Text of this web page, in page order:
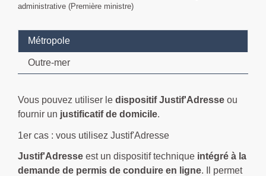
administrative (Première ministre)
Métropole
Outre-mer
Vous pouvez utiliser le dispositif Justif'Adresse ou
fournir un justificatif de domicile.
1er cas : vous utilisez Justif'Adresse
Justif'Adresse est un dispositif technique intégré à la
demande de permis de conduire en ligne. Il permet